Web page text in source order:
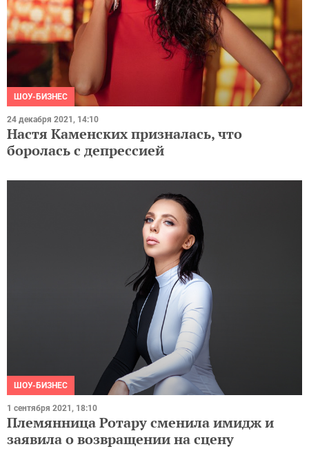
ШОУ-БИЗНЕС
24 декабря 2021, 14:10
Настя Каменских призналась, что
боролась с депрессией
ШОУ-БИЗНЕС
1 сентября 2021, 18:10
Племянница Ротару сменила имидж и
заявила о возвращении на сцену